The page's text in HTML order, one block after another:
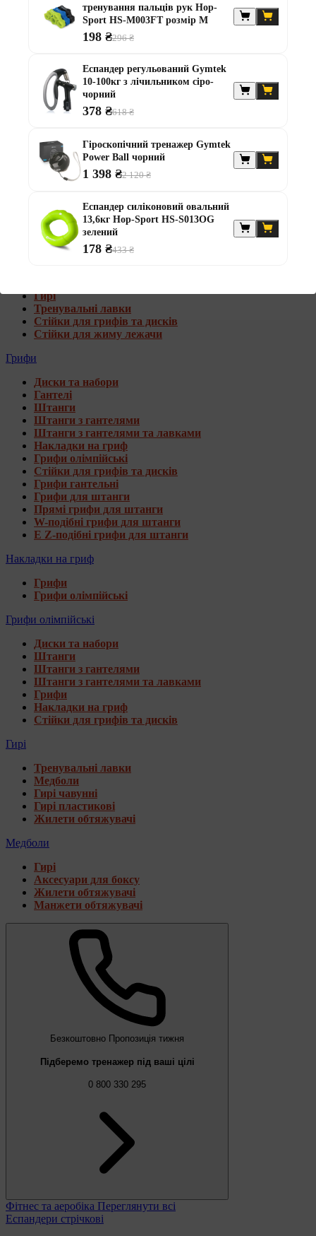
Штанги з w-подібним грифом
Жилети обтяжувачі
Диски та набори
Гантелі
Штанги
Штанги з гантелями та лавками
Тренувальні лавки
Стійки для грифів та дисків
Стійки для жиму лежачи
Диски та набори
Гантелі
Штанги
Гирі
Тренувальні лавки
Стійки для грифів та дисків
Стійки для жиму лежачи
Грифи
Диски та набори
Гантелі
Штанги
Штанги з гантелями
Штанги з гантелями та лавками
Накладки на гриф
Грифи олімпійські
Стійки для грифів та дисків
Грифи гантельні
Грифи для штанги
Прямі грифи для штанги
W-подібні грифи для штанги
E Z-подібні грифи для штанги
Накладки на гриф
Грифи
Грифи олімпійські
Грифи олімпійські
Диски та набори
Штанги
Штанги з гантелями
Штанги з гантелями та лавками
Грифи
Накладки на гриф
Стійки для грифів та дисків
Гирі
Тренувальні лавки
Медболи
Гирі чавунні
Гирі пластикові
Жилети обтяжувачі
Медболи
Гирі
Аксесуари для боксу
Жилети обтяжувачі
Манжети обтяжувачі
Безкоштовно Пропозиція тижня
Підберемо тренажер під ваші цілі
0 800 330 295
Фітнес та аеробіка Переглянути всі
Еспандери стрічкові
тренування пальців рук Hop-
Sport HS-M003FT розмір M
198 ₴296 ₴
Еспандер регульований Gymtek
10-100кг з лічильником сіро-
чорний
378 ₴618 ₴
Гіроскопічний тренажер Gymtek
Power Ball чорний
1 398 ₴2 120 ₴
Еспандер силіконовий овальний
13,6кг Hop-Sport HS-S013OG
зелений
178 ₴433 ₴